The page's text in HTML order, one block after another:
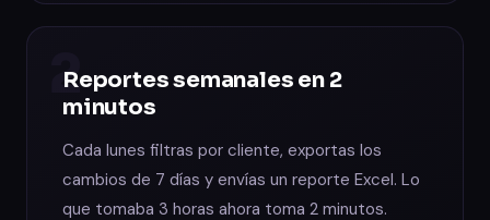
2
Reportes semanales en 2
minutos
Cada lunes filtras por cliente, exportas los
cambios de 7 días y envías un reporte Excel. Lo
que tomaba 3 horas ahora toma 2 minutos.